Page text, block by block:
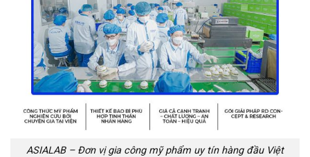
ASIALAB – Đơn vị gia công mỹ phẩm uy tín hàng đầu Việt